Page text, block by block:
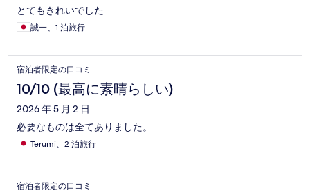
とてもきれいでした
誠一、1 泊旅行
宿泊者限定の口コミ
10/10 (最高に素晴らしい)
2026 年 5 月 2 日
必要なものは全てありました。
Terumi、2 泊旅行
宿泊者限定の口コミ